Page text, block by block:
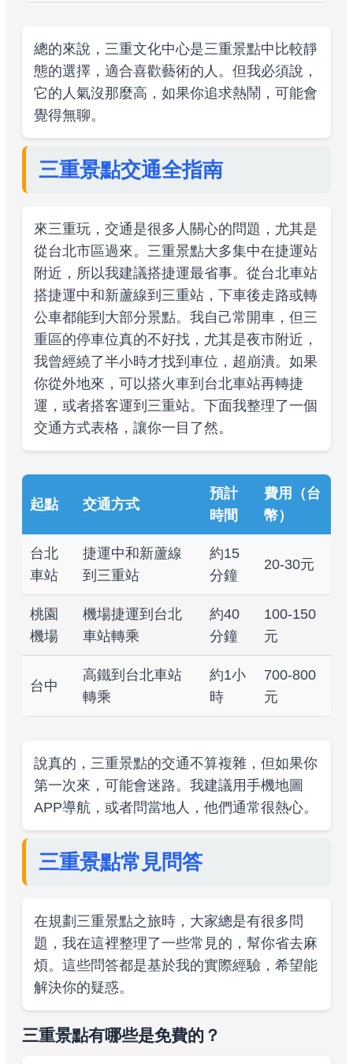
總的來說，三重文化中心是三重景點中比較靜
態的選擇，適合喜歡藝術的人。但我必須說，
它的人氣沒那麼高，如果你追求熱鬧，可能會
覺得無聊。
三重景點交通全指南
來三重玩，交通是很多人關心的問題，尤其是
從台北市區過來。三重景點大多集中在捷運站
附近，所以我建議搭捷運最省事。從台北車站
搭捷運中和新蘆線到三重站，下車後走路或轉
公車都能到大部分景點。我自己常開車，但三
重區的停車位真的不好找，尤其是夜市附近，
我曾經繞了半小時才找到車位，超崩潰。如果
你從外地來，可以搭火車到台北車站再轉捷
運，或者搭客運到三重站。下面我整理了一個
交通方式表格，讓你一目了然。
起點 交通方式
預計
時間
費用（台
幣）
台北
車站
捷運中和新蘆線
到三重站
約15
分鐘
20-30元
桃園
機場
機場捷運到台北
車站轉乘
約40
分鐘
100-150
元
台中
高鐵到台北車站
轉乘
約1小
時
700-800
元
說真的，三重景點的交通不算複雜，但如果你
第一次來，可能會迷路。我建議用手機地圖
APP導航，或者問當地人，他們通常很熱心。
三重景點常見問答
在規劃三重景點之旅時，大家總是有很多問
題，我在這裡整理了一些常見的，幫你省去麻
煩。這些問答都是基於我的實際經驗，希望能
解決你的疑惑。
三重景點有哪些是免費的？